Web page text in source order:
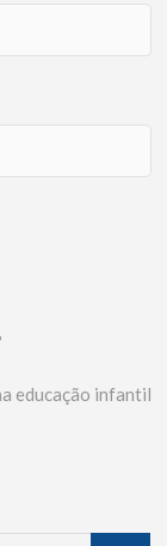
educação infantil